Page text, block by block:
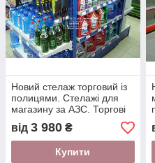
Новий стелаж торговий із
полицями. Стелажі для
магазину за АЗС. Торгові
стелажі WIKO (Віко)
від 3 980 ₴
Купити